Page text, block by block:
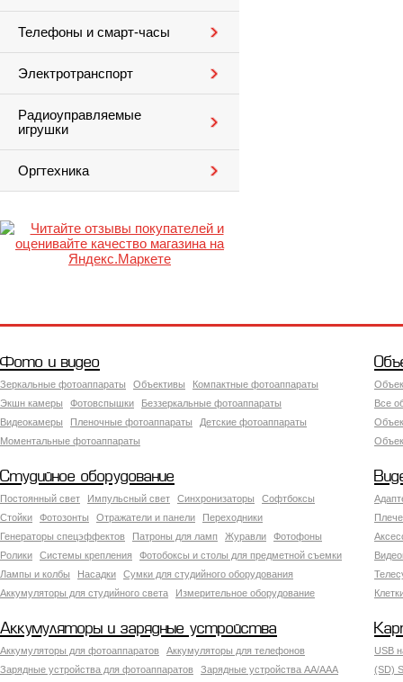
Телефоны и смарт-часы
Электротранспорт
Радиоуправляемые
игрушки
Оргтехника
Фото и видео
Зеркальные фотоаппараты Объективы
Компактные фотоаппараты
Экшн камеры
Фотовспышки
Беззеркальные фотоаппараты
Видеокамеры
Пленочные фотоаппараты
Детские фотоаппараты
Моментальные фотоаппараты
Все
Студийное оборудование
Постоянный свет Импульсный свет Синхронизаторы
Софтбоксы
Стойки
Фотозонты Отражатели и панели
Переходники
Генераторы спецэффектов
Патроны для ламп Журавли
Фотофоны
Ролики
Системы крепления
Фотобоксы и столы для предметной съемки
Лампы и колбы
Насадки
Сумки для студийного оборудования
Аккумуляторы для студийного света
Измерительное оборудование
Аккумуляторы и зарядные устройства
Аккумуляторы для фотоаппаратов
Аккумуляторы для телефонов
Зарядные устройства для фотоаппаратов
Зарядные устройства AA/AAA
USB
(SD)